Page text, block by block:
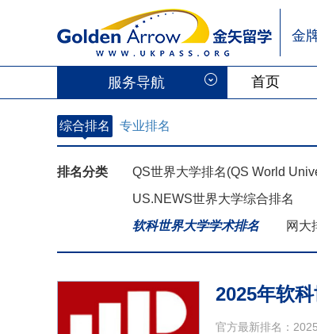
金
服务导航 首页
综合排名 专业排名
排名分类 QS世界大学排名(QS World
US.NEWS世界大学综合排名
软科世界大学学术排名
网大
2025年软
官方最新排名：